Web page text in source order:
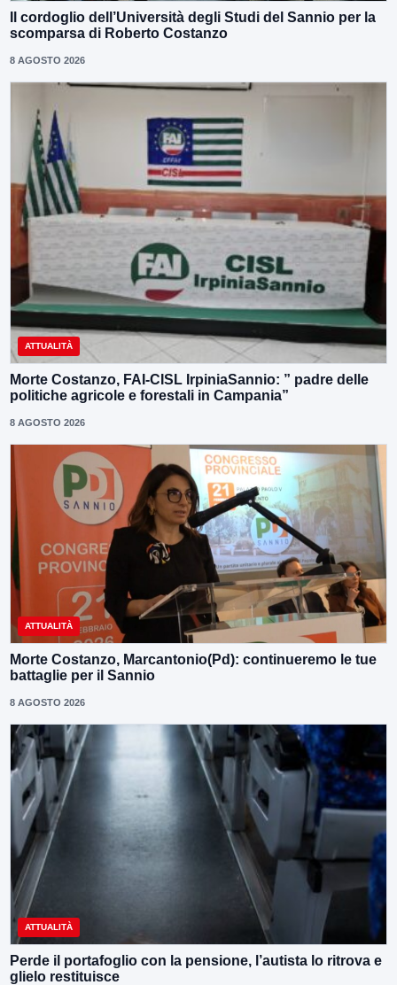
Il cordoglio dell’Università degli Studi del Sannio per la
scomparsa di Roberto Costanzo
8 AGOSTO 2026
ATTUALITÀ
Morte Costanzo, FAI-CISL IrpiniaSannio: ” padre delle
politiche agricole e forestali in Campania”
8 AGOSTO 2026
ATTUALITÀ
Morte Costanzo, Marcantonio(Pd): continueremo le tue
battaglie per il Sannio
8 AGOSTO 2026
ATTUALITÀ
Perde il portafoglio con la pensione, l’autista lo ritrova e
glielo restituisce